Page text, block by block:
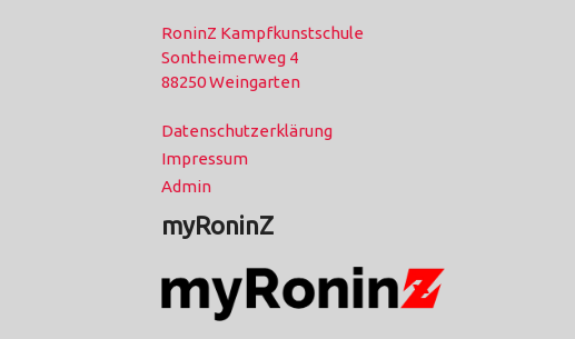
RoninZ Kampfkunstschule
Sontheimerweg 4
88250 Weingarten
Datenschutzerklärung
Impressum
Admin
myRoninZ